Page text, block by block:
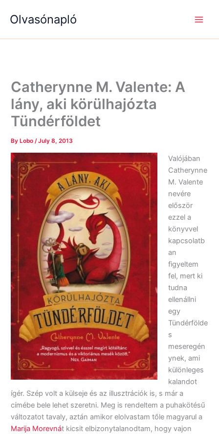
Olvasónapló
Catherynne M. Valente: A
lány, aki körülhajózta
Tündérföldet
By Lobo/July 8, 2013
Valójában
Catherynne
M. Valente
nevére
először
ezzel a
könyvvel
kapcsolatb
an
figyeltem
fel, mert ki
tudna
ellenállni
egy
Tündérfölde
s
meseregén
ynek, ami
különleges
kalandot
ígér. Szép volt a külseje és az illusztrációk is, s már a
címébe bele lehet szeretni. Meg is rendeltem a puhakötésű
változatot tavaly, aztán amikor elolvastam tőle magyarul a
Marija Morevnát kicsit elbizonytalanodtam, hogy vajon
e
a
é
g
k
é
g
k